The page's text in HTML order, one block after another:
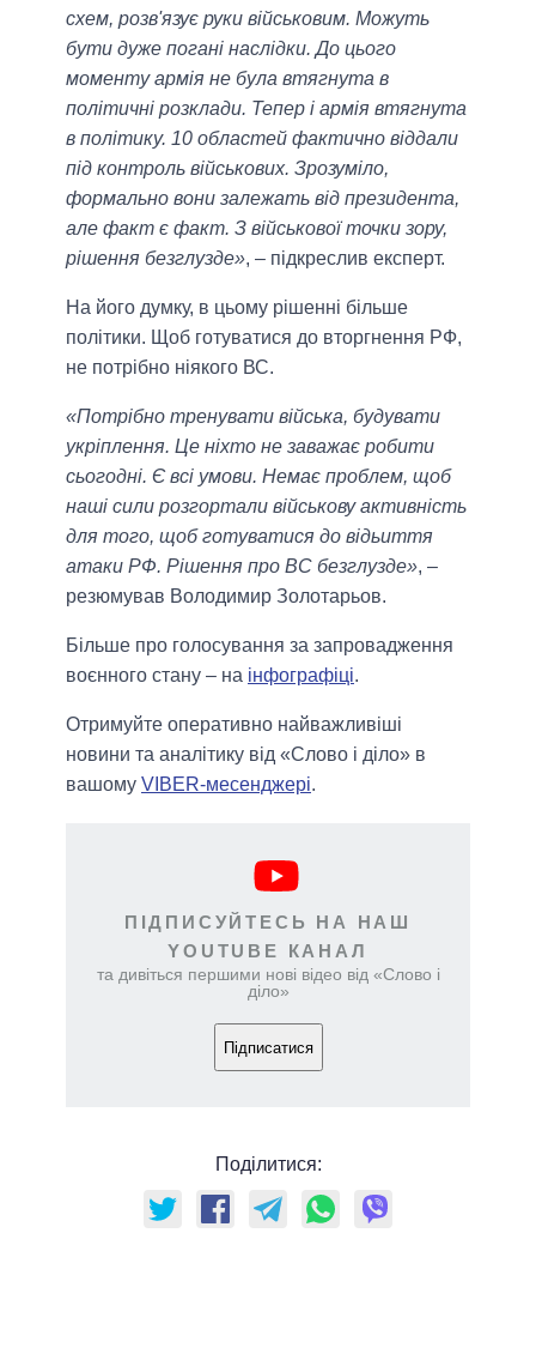
схем, розв'язує руки військовим. Можуть
бути дуже погані наслідки. До цього
моменту армія не була втягнута в
політичні розклади. Тепер і армія втягнута
в політику. 10 областей фактично віддали
під контроль військових. Зрозуміло,
формально вони залежать від президента,
але факт є факт. З військової точки зору,
рішення безглузде», – підкреслив експерт.
На його думку, в цьому рішенні більше
політики. Щоб готуватися до вторгнення РФ,
не потрібно ніякого ВС.
«Потрібно тренувати війська, будувати
укріплення. Це ніхто не заважає робити
сьогодні. Є всі умови. Немає проблем, щоб
наші сили розгортали військову активність
для того, щоб готуватися до відьиття
атаки РФ. Рішення про ВС безглузде», –
резюмував Володимир Золотарьов.
Більше про голосування за запровадження
воєнного стану – на інфографіці.
Отримуйте оперативно найважливіші
новини та аналітику від «Слово і діло» в
вашому VIBER-месенджері.
ПІДПИСУЙТЕСЬ НА НАШ
YOUTUBE КАНАЛ
та дивіться першими нові відео від «Слово і
діло»
Підписатися
Поділитися: